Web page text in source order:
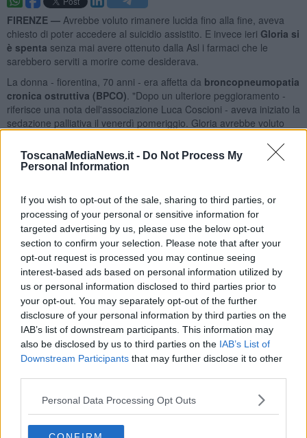
ToscanaMediaNews.it - Do Not Process My
Personal Information
If you wish to opt-out of the sale, sharing to third parties, or
processing of your personal or sensitive information for
targeted advertising by us, please use the below opt-out
section to confirm your selection. Please note that after your
opt-out request is processed you may continue seeing
interest-based ads based on personal information utilized by
us or personal information disclosed to third parties prior to
your opt-out. You may separately opt-out of the further
disclosure of your personal information by third parties on the
IAB’s list of downstream participants. This information may
also be disclosed by us to third parties on the IAB’s List of
Downstream Participants that may further disclose it to other
Personal Data Processing Opt Outs
FIRENZE — Avrebbe voluto rimanere lucida fino alla fine, aveva
chiesto di poter accedere al suicidio assistito. E invece ieri Gloria si
è spenta senza mai avere ottenuto dalla Asl i farmaci che le
sarebbero serviti a morire come desiderava.
La donna - fiorentina, 70 anni - era affetta da broncopneumopatia
cronica ostruttiva (BPCO) . "Dopo un ulteriore peggioramento -
riferisce una nota dell'associazione Luca Coscioni - aveva iniziato la
sedazione palliativa il venerdì pomeriggio. Gloria avrebbe voluto
biologico questa ultima opzione solo in caso di peggioramento
grave.Aveva chiesto di poter accedere al suicidio assistito,
Gloria aveva costruito la sua vita con scelte libere e consapevoli
"Quando la malattia le ha tolto progressivamente il respiro e la
libertà di vivere dignitosamente - racconta ancora l'associazione -
ha scelto di voler decidere anche sul proprio fine vita. Per
questo, nel Febbraio 2024, aveva avviato presso la Usl Toscana
Centro il percorso per ottenere l’accesso al suicidio medicalmente
assistito, garantito in Italia dalla sentenza 242/2019 della Corte
costituzionale".
accertato cheGloria possedeva tutti i requisiti previsti dalla
per accedere alla procedura. Ma: "Tuttavia, nella relazione
finale non erano indicati il farmaco letale, il suo dosaggio e la
metodica di autosomministrazione. Il 10 Giugno è stata inviata alla